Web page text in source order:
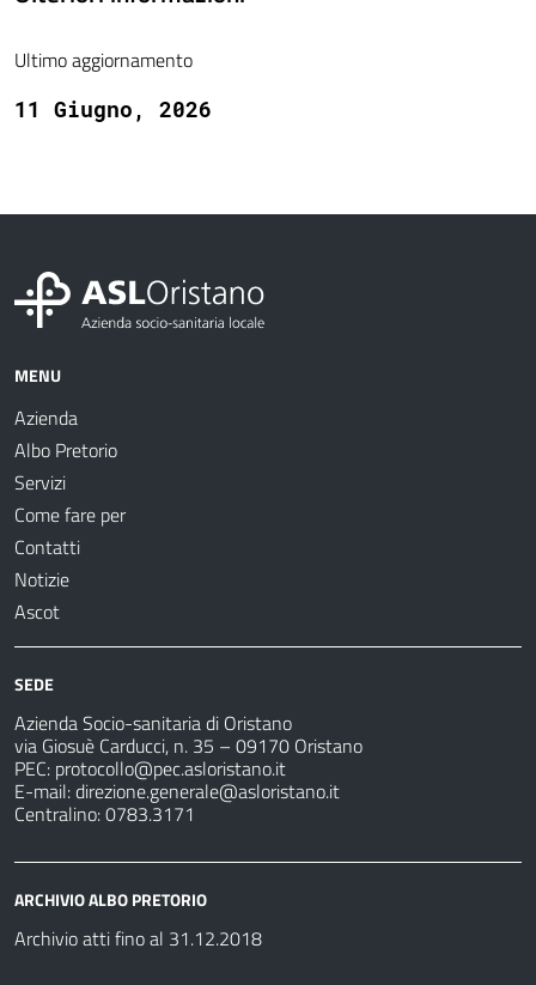
Ultimo aggiornamento
11 Giugno, 2026
MENU
Azienda
Albo Pretorio
Servizi
Come fare per
Contatti
Notizie
Ascot
SEDE
Azienda Socio-sanitaria di Oristano
via Giosuè Carducci, n. 35 – 09170 Oristano
PEC: protocollo@pec.asloristano.it
E-mail:direzione.generale@asloristano.it
Centralino: 0783.3171
ARCHIVIO ALBO PRETORIO
Archivio atti fino al 31.12.2018